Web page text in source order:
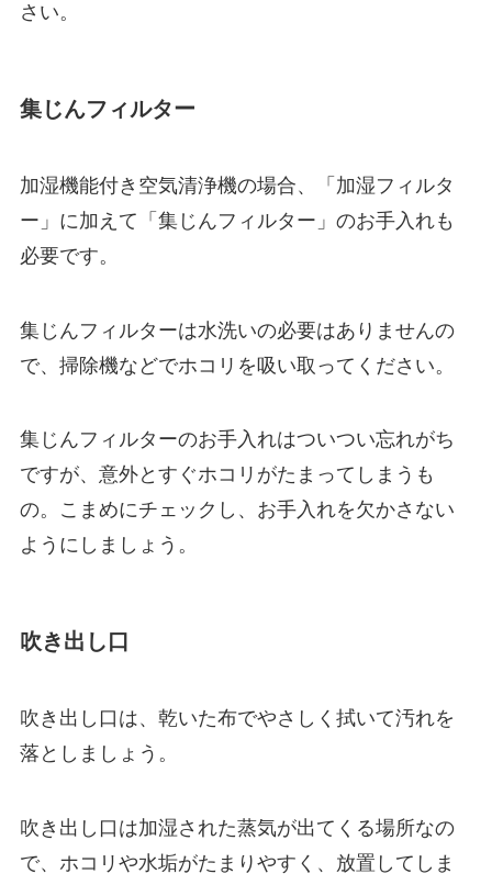
さい。
集じんフィルター
加湿機能付き空気清浄機の場合、「加湿フィルタ
ー」に加えて「集じんフィルター」のお手入れも
必要です。
集じんフィルターは水洗いの必要はありませんの
で、掃除機などでホコリを吸い取ってください。
集じんフィルターのお手入れはついつい忘れがち
ですが、意外とすぐホコリがたまってしまうも
の。こまめにチェックし、お手入れを欠かさない
ようにしましょう。
吹き出し口
吹き出し口は、乾いた布でやさしく拭いて汚れを
落としましょう。
吹き出し口は加湿された蒸気が出てくる場所なの
で、ホコリや水垢がたまりやすく、放置してしま